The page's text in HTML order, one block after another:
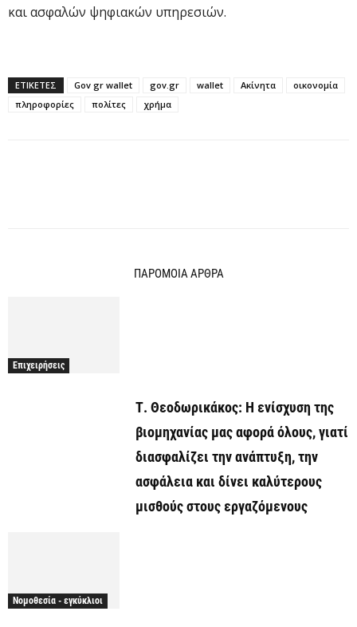
και ασφαλών ψηφιακών υπηρεσιών.
ΕΤΙΚΕΤΕΣ Gov gr wallet gov.gr wallet Ακίνητα
οικονομία
πληροφορίες
πολίτες χρήμα
ΠΑΡΟΜΟΙΑ ΑΡΘΡΑ
Επιχειρήσεις
Τ. Θεοδωρικάκος: Η ενίσχυση της
βιομηχανίας μας αφορά όλους, γιατί
διασφαλίζει την ανάπτυξη, την
ασφάλεια και δίνει καλύτερους
μισθούς στους εργαζόμενους
Νομοθεσία - εγκύκλιοι